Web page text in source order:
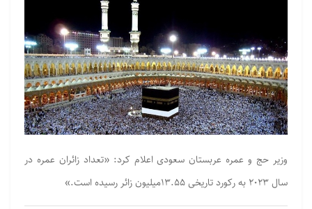
وزیر حج و عمره عربستان سعودی اعلام کرد: «تعداد زائران عمره در
سال ۲۰۲۳ به رکورد تاریخی ۱۳.۵۵میلیون زائر رسیده است.»